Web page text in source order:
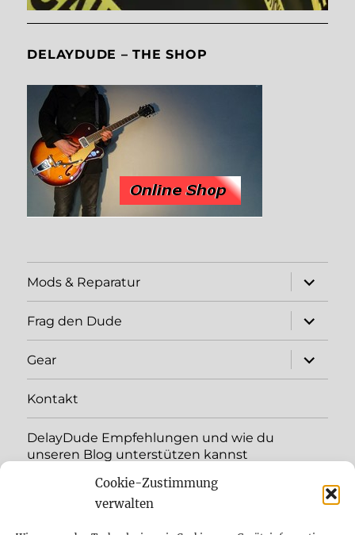
Cookie-Zustimmung
verwalten
DELAYDUDE – THE SHOP
Mods & Reparatur
expand
child
menu
Frag den Dude
expand
child
menu
Gear
expand
child
menu
Kontakt
DelayDude Empfehlungen und wie du
unseren Blog unterstützen kannst
expand
child
YouTube